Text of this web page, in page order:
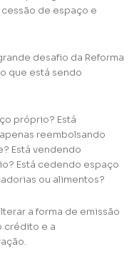
de espaço e
desafio da Reforma
que está sendo
próprio? Está
reembolsando
Está vendendo
Está cedendo espaço
ou alimentos?
a forma de emissão
crédito e a